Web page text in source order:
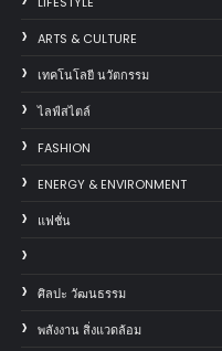
ARTS & CULTURE
เทคโนโลยี นวัตกรรม
ไลฟ์สไตล์
FASHION
ENERGY & ENVIRONMENT
แฟชั่น
ศิลปะ วัฒนธรรม
พลังงาน สิ่งแวดล้อม